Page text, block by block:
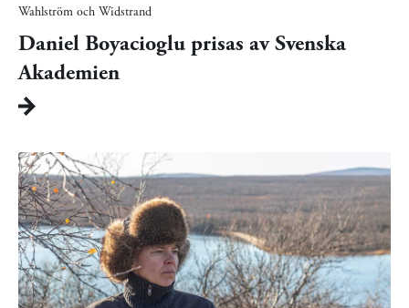
Wahlström och Widstrand
Daniel Boyacioglu prisas av Svenska
Akademien